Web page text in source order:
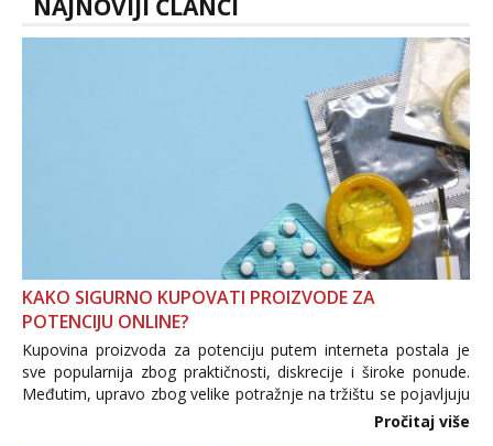
NAJNOVIJI ČLANCI
KAKO SIGURNO KUPOVATI PROIZVODE ZA
POTENCIJU ONLINE?
Kupovina proizvoda za potenciju putem interneta postala je
sve popularnija zbog praktičnosti, diskrecije i široke ponude.
Međutim, upravo zbog velike potražnje na tržištu se pojavljuju
i brojni krivotvoreni proizvodi, nepouzdane internetske
Pročitaj više